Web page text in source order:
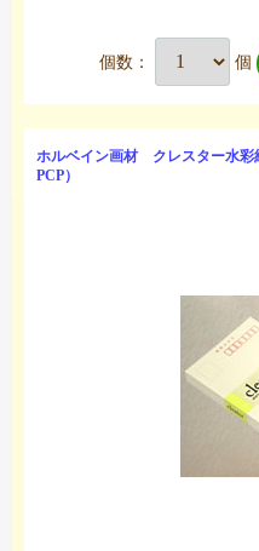
個数： 個
ホルベイン画材 クレスター水彩
PCP）